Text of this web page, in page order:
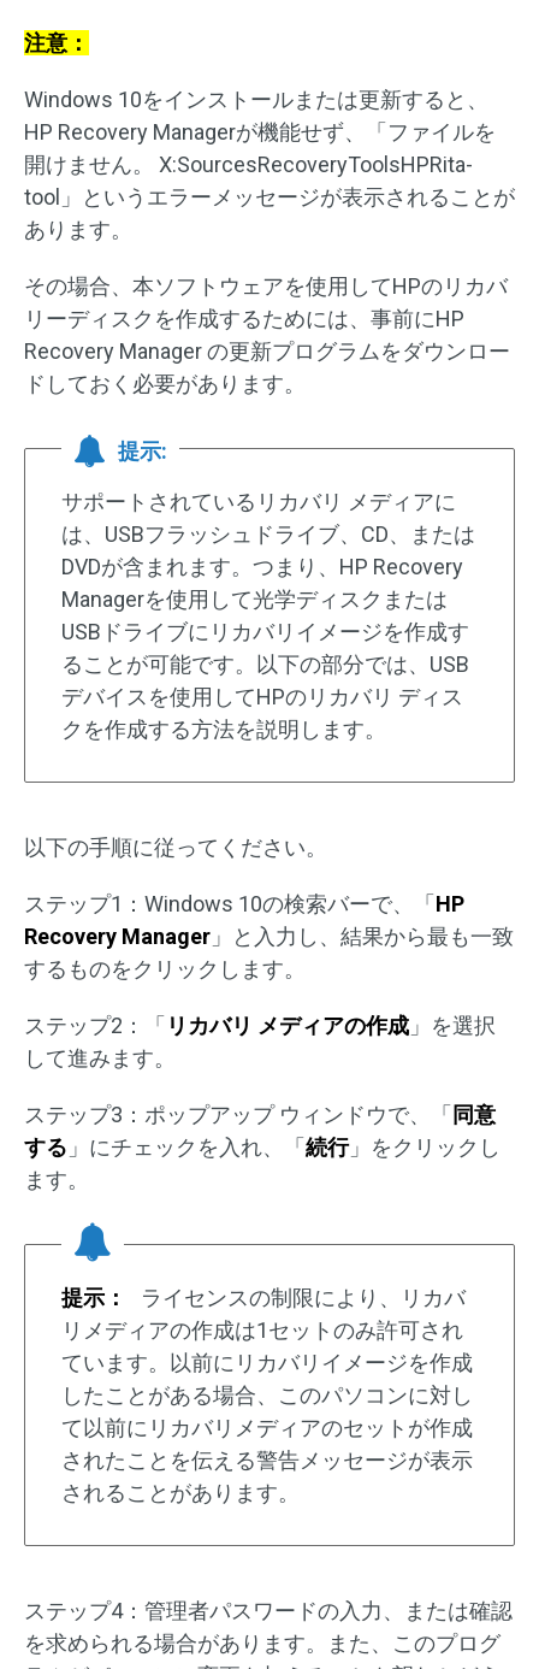
注意：
Windows 10をインストールまたは更新すると、
HP Recovery Managerが機能せず、「ファイルを
開けません。 X:SourcesRecoveryToolsHPRita-
tool」というエラーメッセージが表示されることが
あります。
その場合、本ソフトウェアを使用してHPのリカバ
リーディスクを作成するためには、事前にHP
Recovery Manager の更新プログラムをダウンロー
ドしておく必要があります。
提示:
サポートされているリカバリ メディアに
は、USBフラッシュドライブ、CD、または
DVDが含まれます。つまり、HP Recovery
Managerを使用して光学ディスクまたは
USBドライブにリカバリイメージを作成す
ることが可能です。以下の部分では、USB
デバイスを使用してHPのリカバリ ディス
クを作成する方法を説明します。
以下の手順に従ってください。
ステップ1：Windows 10の検索バーで、「 HP
Recovery Manager 」と入力し、結果から最も一致
するものをクリックします。
ステップ2：「 リカバリ メディアの作成 」を選択
して進みます。
ステップ3：ポップアップ ウィンドウで、「 同意
する 」にチェックを入れ、「 続行」をクリックし
ます。
提示：
ライセンスの制限により、リカバ
リメディアの作成は1セットのみ許可され
ています。以前にリカバリイメージを作成
したことがある場合、このパソコンに対し
て以前にリカバリメディアのセットが作成
されたことを伝える警告メッセージが表示
されることがあります。
ステップ4：管理者パスワードの入力、または確認
を求められる場合があります。また、このプログ